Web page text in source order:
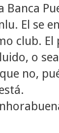
Banca
El se
club. El
o
no,